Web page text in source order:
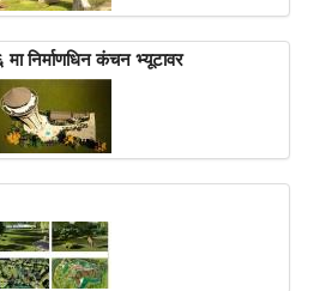
मा निर्माणधिन कंचन भ्यूटावर